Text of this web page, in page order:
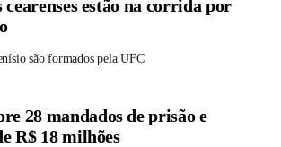
são formados pela UFC
28 mandados de prisão e
R$ 18 milhões